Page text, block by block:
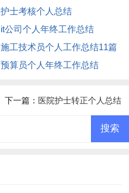
护士考核个人总结
it公司个人年终工作总结
施工技术员个人工作总结11篇
预算员个人年终工作总结
下一篇： 医院护士转正个人总结